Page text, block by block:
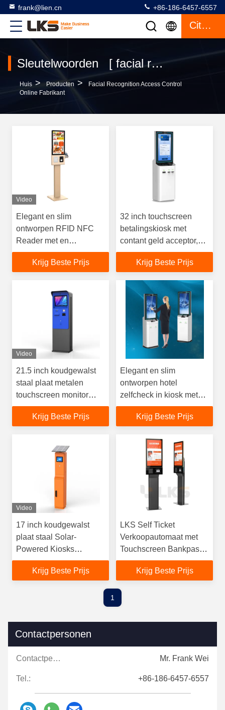
frank@lien.cn +86-186-6457-6557
Citaat
Sleutelwoorden [ facial recognition access control ] Gelijke 6 producten
Huis > Producten >
Facial Recognition Access Control
Online Fabrikant
Video
Elegant en slim
ontworpen RFID NFC
Reader met en
contactloze
betalingssystemen
kioskmachine
Krijg Beste Prijs
32 inch touchscreen
betalingskiosk met
contant geld acceptor,
wisselgeld en
ondersteuning voor
Krijg Beste Prijs
Video
21.5 inch koudgewalst
staal plaat metalen
touchscreen monitor
kaartlezer ramen 11
waterdicht ip65
accepter en printer
Krijg Beste Prijs
Elegant en slim
ontworpen hotel
zelfcheck in kiosk met
optionele wielen voor
flexibele positionering
Krijg Beste Prijs
Video
17 inch koudgewalst
plaat staal Solar-
Powered Kiosks
fabrikant contante
betaling aangepaste
Krijg Beste Prijs
LKS Self Ticket
Verkoopautomaat met
Touchscreen Bankpas
Betaling QR Code
Scanner Thermische
Krijg Beste Prijs
1
Contactpersonen
Contactpersonen: Mr. Frank Wei
Tel.: +86-186-6457-6557